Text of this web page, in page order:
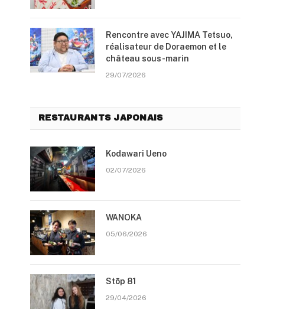
Rencontre avec YAJIMA Tetsuo,
réalisateur de Doraemon et le
château sous-marin
29/07/2026
RESTAURANTS JAPONAIS
Kodawari Ueno
02/07/2026
WANOKA
05/06/2026
Stōp 81
29/04/2026